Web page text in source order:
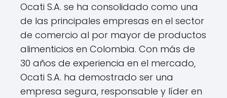
Ocati S.A. se ha consolidado como una
de las principales empresas en el sector
de comercio al por mayor de productos
alimenticios en Colombia. Con más de
30 años de experiencia en el mercado,
Ocati S.A. ha demostrado ser una
empresa segura, responsable y líder en